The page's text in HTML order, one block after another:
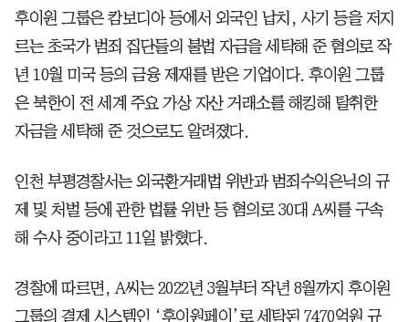
후이원 그룹은 캄보디아 등에서 외국인 납치, 사기 등을 저지
르는 초국가 범죄 집단들의 불법 자금을 세탁해 준 혐의로 작
년 10월 미국 등의 금융 제재를 받은 기업이다. 후이원 그룹
은 북한이 전 세계 주요 가상 자산 거래소를 해킹해 탈취한
자금을 세탁해 준 것으로도 알려졌다.
인천 부평경찰서는 외국환거래법 위반과 범죄수익은닉의 규
제 및 처벌 등에 관한 법률 위반 등 혐의로 30대 A씨를 구속
해 수사 중이라고 11일 밝혔다.
경찰에 따르면, A씨는 2022년 3월부터 작년 8월까지 후이원
그룹의 결제 시스템인 ‘후이원페이’로 세탁된 7470억원 규